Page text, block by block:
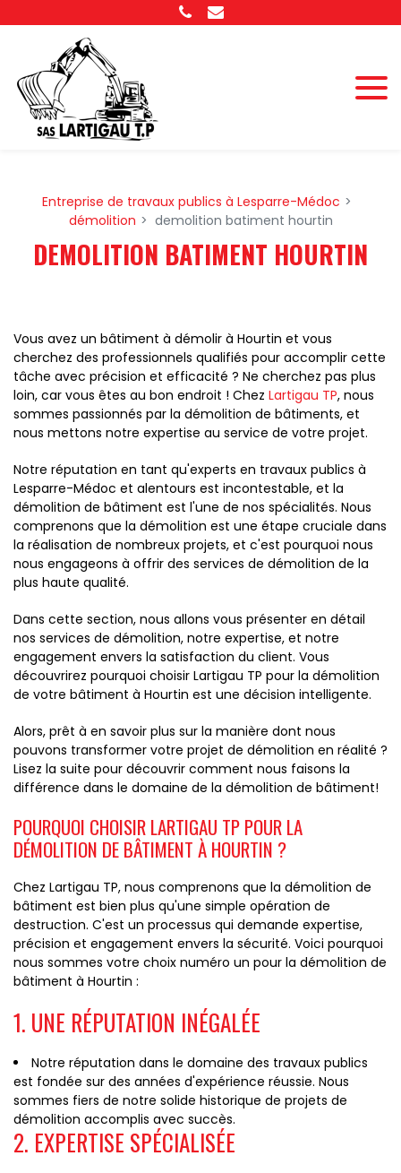
Entreprise de travaux publics à Lesparre-Médoc
démolition
demolition batiment hourtin
DEMOLITION BATIMENT HOURTIN
Vous avez un bâtiment à démolir à Hourtin et vous
cherchez des professionnels qualifiés pour accomplir cette
tâche avec précision et efficacité ? Ne cherchez pas plus
loin, car vous êtes au bon endroit ! Chez Lartigau TP, nous
sommes passionnés par la démolition de bâtiments, et
nous mettons notre expertise au service de votre projet.
Notre réputation en tant qu'experts en travaux publics à
Lesparre-Médoc et alentours est incontestable, et la
démolition de bâtiment est l'une de nos spécialités. Nous
comprenons que la démolition est une étape cruciale dans
la réalisation de nombreux projets, et c'est pourquoi nous
nous engageons à offrir des services de démolition de la
plus haute qualité.
Dans cette section, nous allons vous présenter en détail
nos services de démolition, notre expertise, et notre
engagement envers la satisfaction du client. Vous
découvrirez pourquoi choisir Lartigau TP pour la démolition
de votre bâtiment à Hourtin est une décision intelligente.
Alors, prêt à en savoir plus sur la manière dont nous
pouvons transformer votre projet de démolition en réalité ?
Lisez la suite pour découvrir comment nous faisons la
différence dans le domaine de la démolition de bâtiment!
POURQUOI CHOISIR LARTIGAU TP POUR LA
DÉMOLITION DE BÂTIMENT À HOURTIN ?
Chez Lartigau TP, nous comprenons que la démolition de
bâtiment est bien plus qu'une simple opération de
destruction. C'est un processus qui demande expertise,
précision et engagement envers la sécurité. Voici pourquoi
nous sommes votre choix numéro un pour la démolition de
bâtiment à Hourtin :
1. UNE RÉPUTATION INÉGALÉE
Notre réputation dans le domaine des travaux publics
est fondée sur des années d'expérience réussie. Nous
sommes fiers de notre solide historique de projets de
démolition accomplis avec succès.
2. EXPERTISE SPÉCIALISÉE
Panneau de gestion des cookies